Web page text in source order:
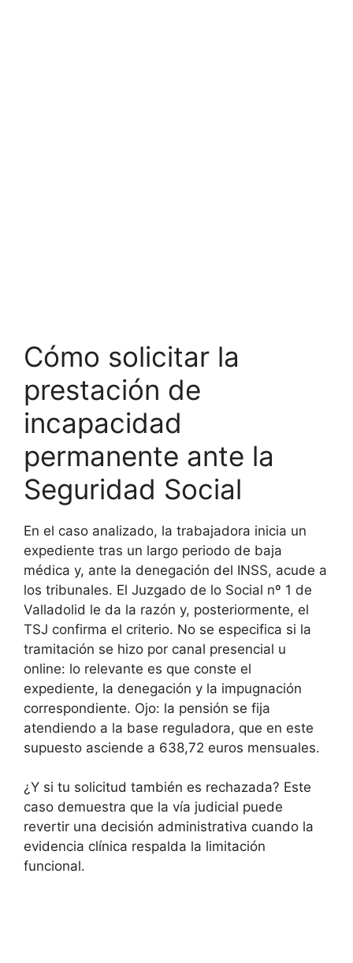
Cómo solicitar la
prestación de
incapacidad
permanente ante la
Seguridad Social
En el caso analizado, la trabajadora inicia un
expediente tras un largo periodo de baja
médica y, ante la denegación del INSS, acude a
los tribunales. El Juzgado de lo Social nº 1 de
Valladolid le da la razón y, posteriormente, el
TSJ confirma el criterio. No se especifica si la
tramitación se hizo por canal presencial u
online: lo relevante es que conste el
expediente, la denegación y la impugnación
correspondiente. Ojo: la pensión se fija
atendiendo a la base reguladora, que en este
supuesto asciende a 638,72 euros mensuales.
¿Y si tu solicitud también es rechazada? Este
caso demuestra que la vía judicial puede
revertir una decisión administrativa cuando la
evidencia clínica respalda la limitación
funcional.